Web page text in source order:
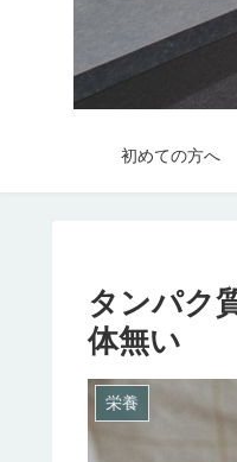
初めての方へ
タンパク
体無い
栄養